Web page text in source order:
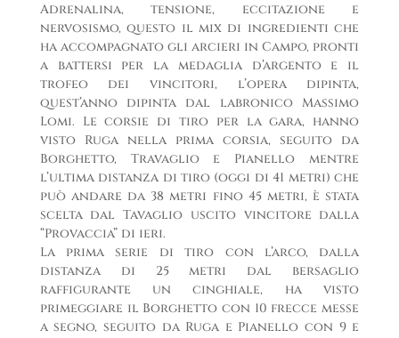
Adrenalina, tensione, eccitazione e
nervosismo, questo il mix di ingredienti che
ha accompagnato gli arcieri in Campo, pronti
a battersi per la medaglia d’argento e il
trofeo dei vincitori, l’opera dipinta,
quest’anno dipinta dal labronico Massimo
Lomi. Le corsie di tiro per la gara, hanno
visto Ruga nella prima corsia, seguito da
Borghetto, Travaglio e Pianello mentre
l’ultima distanza di tiro (oggi di 41 metri) che
può andare da 38 metri fino 45 metri, è stata
scelta dal Tavaglio uscito vincitore dalla
“Provaccia” di ieri.
La prima serie di tiro con l’arco, dalla
distanza di 25 metri dal bersaglio
raffigurante un cinghiale, ha visto
primeggiare il Borghetto con 10 frecce messe
a segno, seguito da Ruga e Pianello con 9 e